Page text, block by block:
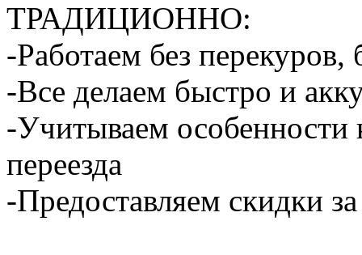
ТРАДИЦИОННО:
-Работаем без
-Все делаем быстро и
-Учитываем особенности
переезда
-Предоставляем скидки